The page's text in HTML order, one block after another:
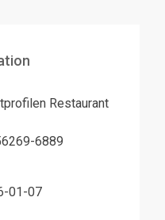
Restaurant
6889
01-07